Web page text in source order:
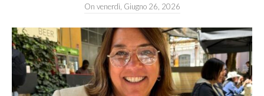
On venerdì, Giugno 26, 2026